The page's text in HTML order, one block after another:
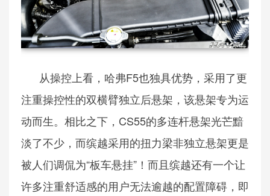
从操控上看，哈弗F5也独具优势，采用了更
注重操控性的双横臂独立后悬架，该悬架专为运
动而生。相比之下，CS55的多连杆悬架光芒黯
淡了不少，而缤越采用的扭力梁非独立悬架更是
被人们调侃为“板车悬挂”！而且缤越还有一个让
许多注重舒适感的用户无法逾越的配置障碍，即